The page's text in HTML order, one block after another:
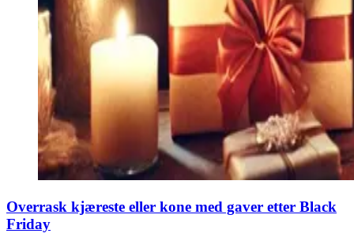
Overrask kjæreste eller kone med gaver etter Black
Friday